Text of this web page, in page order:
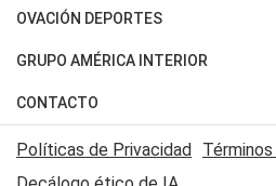
Política
Judiciales
Economia
Horóscopo
Motores
Trucos caseros
Series y Películas
OVACIÓN DEPORTES
Fútbol
Mundial
Automovilismo
Rugby
GRUPO AMÉRICA INTERIOR
Canal 7 en Vivo
CONTACTO
Acerca de Nosotros
Contactanos
Políticas de Privacidad